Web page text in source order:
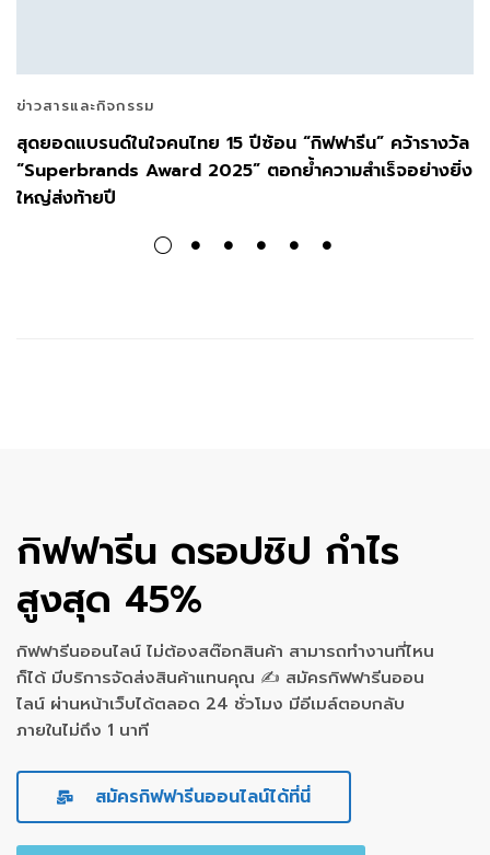
ข่าวสารและกิจกรรม
สุดยอดแบรนด์ในใจคนไทย 15 ปีซ้อน “กิฟฟารีน” คว้ารางวัล
“Superbrands Award 2025” ตอกย้ำความสำเร็จอย่างยิ่ง
ใหญ่ส่งท้ายปี
กิฟฟารีน ดรอปชิป กำไร
สูงสุด 45%
กิฟฟารีนออนไลน์ ไม่ต้องสต๊อกสินค้า สามารถทำงานที่ไหน
ก็ได้ มีบริการจัดส่งสินค้าแทนคุณ ✍ สมัครกิฟฟารีนออน
ไลน์ ผ่านหน้าเว็บได้ตลอด 24 ชั่วโมง มีอีเมล์ตอบกลับ
ภายในไม่ถึง 1 นาที
สมัครกิฟฟารีนออนไลน์ได้ที่นี่